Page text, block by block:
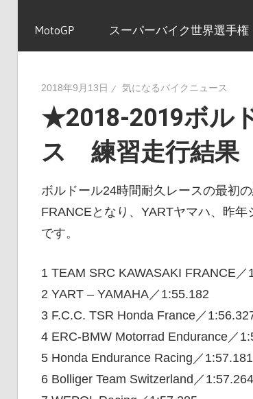
MotoGP スーパーバイク世界選手権
2018年9月13日 気になるバイクニュース
★2018-2019ボル
ス 練習走行結果
ボルドール24時間耐久レースの最初
FRANCEとなり、YARTヤマハ、昨
です。
1 TEAM SRC KAWASAKI FRANCE／
2 YART – YAMAHA／1:55.182
3 F.C.C. TSR Honda France／
4 ERC-BMW Motorrad Endurance／
5 Honda Endurance Racing／1:57.181
6 Bolliger Team Switzerland／1:57.264